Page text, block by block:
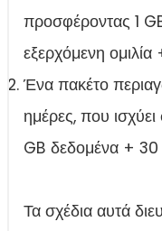
προσφέροντας 1
εξερχόμενη
Ένα πακέτο
ημέρες, που
GB δεδομένα +
Τα σχέδια αυτά